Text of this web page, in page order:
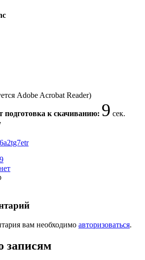
Adobe Acrobat Reader)
подготовка к скачиванию: 9 сек.
tr
вам необходимо авторизоваться.
записям